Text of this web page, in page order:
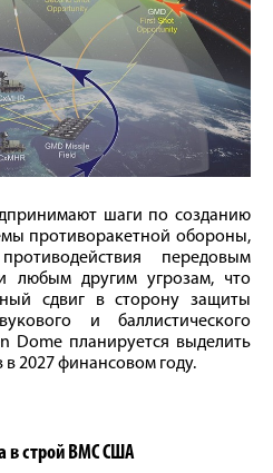
шаги по созданию
противоракетной обороны,
передовым
любым другим угрозам, что
сдвиг в сторону защиты
и баллистического
Dome планируется выделить
2027 финансовом году.
в строй ВМС США